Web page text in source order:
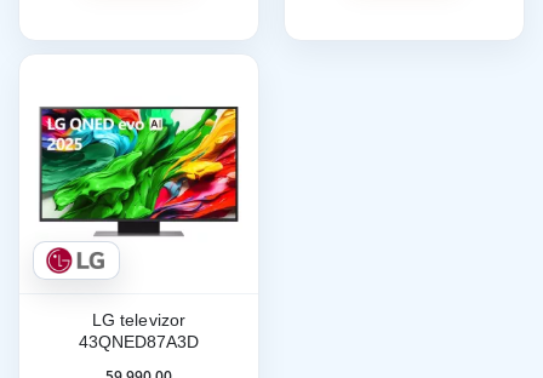
LG televizor
43QNED87A3D